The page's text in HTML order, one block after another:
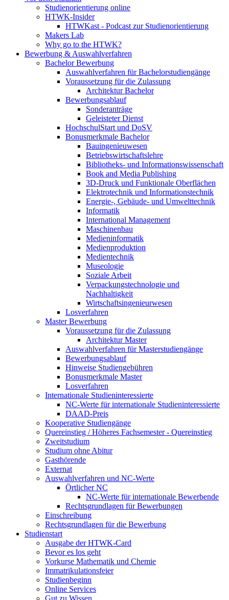
Studienorientierung online
HTWK-Insider
HTWKast - Podcast zur Studienorientierung
Makers Lab
Why go to the HTWK?
Bewerbung & Auswahlverfahren
Bachelor Bewerbung
Auswahlverfahren für Bachelorstudiengänge
Voraussetzung für die Zulassung
Architektur Bachelor
Bewerbungsablauf
Sonderanträge
Geleisteter Dienst
HochschulStart und DoSV
Bonusmerkmale Bachelor
Bauingenieuwesen
Betriebswirtschaftslehre
Bibliotheks- und Informationswissenschaft
Book and Media Publishing
3D-Druck und Funktionale Oberflächen
Elektrotechnik und Informationstechnik
Energie-, Gebäude- und Umwelttechnik
Informatik
International Management
Maschinenbau
Medieninformatik
Medienproduktion
Medientechnik
Museologie
Soziale Arbeit
Verpackungstechnologie und
Nachhaltigkeit
Wirtschaftsingenieurwesen
Losverfahren
Master Bewerbung
Voraussetzung für die Zulassung
Architektur Master
Auswahlverfahren für Masterstudiengänge
Bewerbungsablauf
Hinweise Studiengebühren
Bonusmerkmale Master
Losverfahren
Internationale Studieninteressierte
NC-Werte für internationale Studieninteressierte
DAAD-Preis
Kooperative Studiengänge
Quereinstieg / Höheres Fachsemester - Quereinstieg
Zweitstudium
Studium ohne Abitur
Gasthörende
Externat
Auswahlverfahren und NC-Werte
Örtlicher NC
NC-Werte für internationale Bewerbende
Rechtsgrundlagen für Bewerbungen
Einschreibung
Rechtsgrundlagen für die Bewerbung
Studienstart
Ausgabe der HTWK-Card
Bevor es los geht
Vorkurse Mathematik und Chemie
Immatrikulationsfeier
Studienbeginn
Online Services